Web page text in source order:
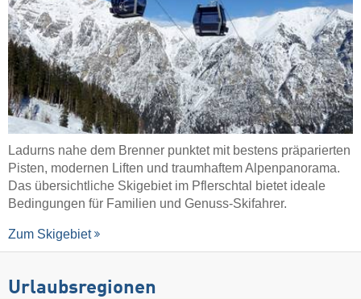
Ladurns nahe dem Brenner punktet mit bestens präparierten
Pisten, modernen Liften und traumhaftem Alpenpanorama.
Das übersichtliche Skigebiet im Pflerschtal bietet ideale
Bedingungen für Familien und Genuss-Skifahrer.
Zum Skigebiet
Urlaubsregionen